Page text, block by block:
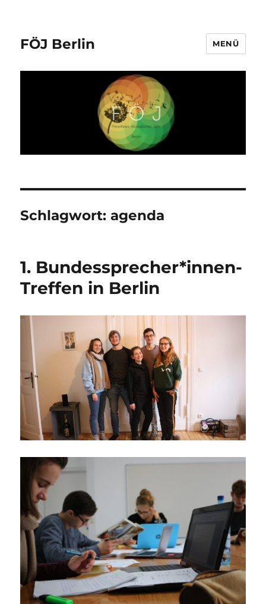
FÖJ Berlin MENÜ
Schlagwort:agenda
1. Bundessprecher*innen-
Treffen in Berlin